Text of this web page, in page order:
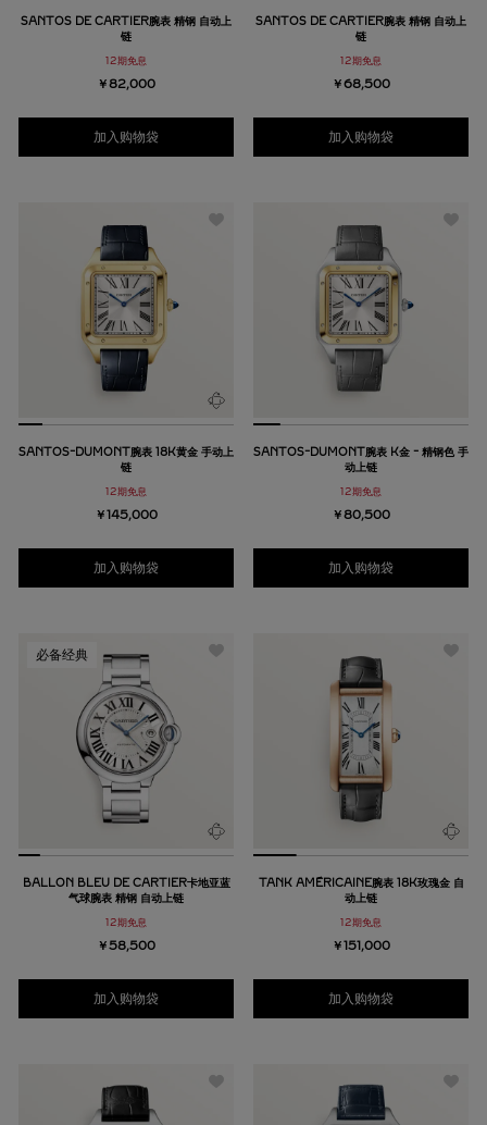
SANTOS DE CARTIER腕表 精钢 自动上
链
12期免息
￥82,000
加入购物袋
SANTOS DE CARTIER腕表 精钢 自动上
链
12期免息
￥68,500
加入购物袋
SANTOS-DUMONT腕表 18K黄金 手动上
链
12期免息
￥145,000
加入购物袋
SANTOS-DUMONT腕表 K金 - 精钢色 手
动上链
12期免息
￥80,500
加入购物袋
必备经典
BALLON BLEU DE CARTIER卡地亚蓝
气球腕表 精钢 自动上链
12期免息
￥58,500
加入购物袋
TANK AMÉRICAINE腕表 18K玫瑰金 自
动上链
12期免息
￥151,000
加入购物袋